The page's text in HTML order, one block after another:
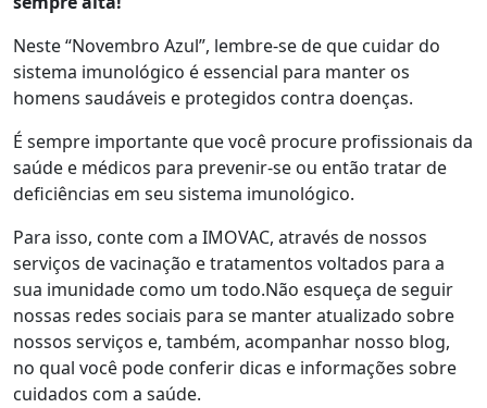
Neste “Novembro Azul”, lembre-se de que cuidar do
sistema imunológico é essencial para manter os
homens saudáveis e protegidos contra doenças.
É sempre importante que você procure profissionais da
saúde e médicos para prevenir-se ou então tratar de
deficiências em seu sistema imunológico.
Para isso, conte com a IMOVAC, através de nossos
serviços de vacinação e tratamentos voltados para a
sua imunidade como um todo.Não esqueça de seguir
nossas redes sociais para se manter atualizado sobre
nossos serviços e, também, acompanhar nosso blog,
no qual você pode conferir dicas e informações sobre
cuidados com a saúde.